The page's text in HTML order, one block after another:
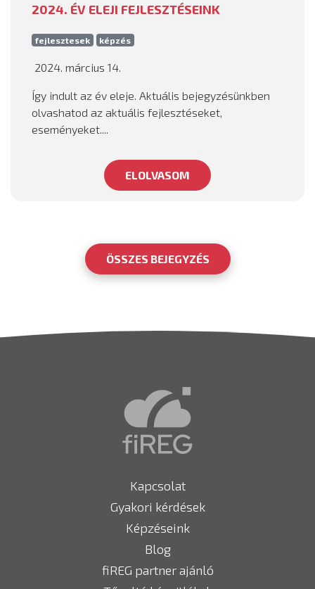
2024. ÉV ELEJI FEJLESZTÉSEINK
fejlesztesek képzés
2024. március 14.
Így indult az év eleje. Aktuális bejegyzésünkben
olvashatod az aktuális fejlesztéseket,
eseményeket....
ELOLVASOM
ÖSSZES BEJEGYZÉS
Kapcsolat
Gyakori kérdések
Képzéseink
Blog
fiREG partner ajánló